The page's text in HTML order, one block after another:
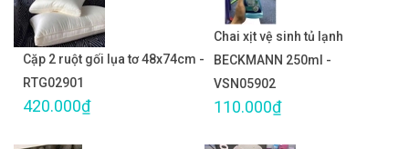
Cặp 2 ruột gối lụa tơ 48x74cm -
RTG02901
420.000₫
Chai xịt vệ sinh tủ lạnh
BECKMANN 250ml -
VSN05902
110.000₫